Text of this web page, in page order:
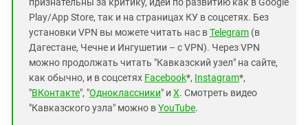
признательны за критику, идеи по развитию как в Google
Play/App Store, так и на страницах КУ в соцсетях. Без
установки VPN вы можете читать нас вTelegram (в
Дагестане, Чечне и Ингушетии – с VPN). Через VPN
можно продолжать читать "Кавказский узел" на сайте,
как обычно, и в соцсетях Facebook*, Instagram*,
"ВКонтакте", "Одноклассники" и X. Смотреть видео
"Кавказского узла" можно вYouTube.